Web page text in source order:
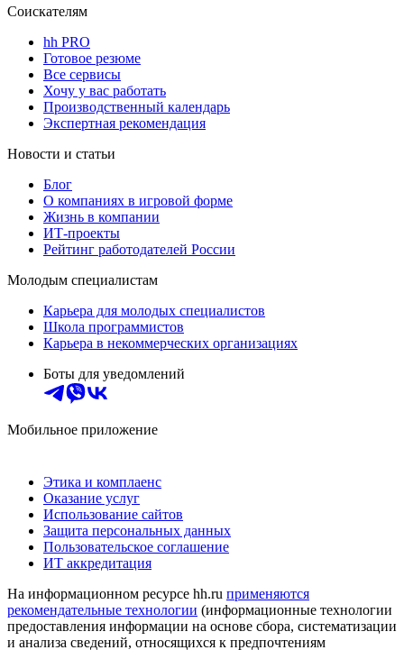
Соискателям
hh PRO
Готовое резюме
Все сервисы
Хочу у вас работать
Производственный календарь
Экспертная рекомендация
Новости и статьи
Блог
О компаниях в игровой форме
Жизнь в компании
ИТ-проекты
Рейтинг работодателей России
Молодым специалистам
Карьера для молодых специалистов
Школа программистов
Карьера в некоммерческих организациях
Боты для уведомлений
Мобильное приложение
Этика и комплаенс
Оказание услуг
Использование сайтов
Защита персональных данных
Пользовательское соглашение
ИТ аккредитация
На информационном ресурсе hh.ru применяются
рекомендательные технологии (информационные технологии
предоставления информации на основе сбора, систематизации
и анализа сведений, относящихся к предпочтениям